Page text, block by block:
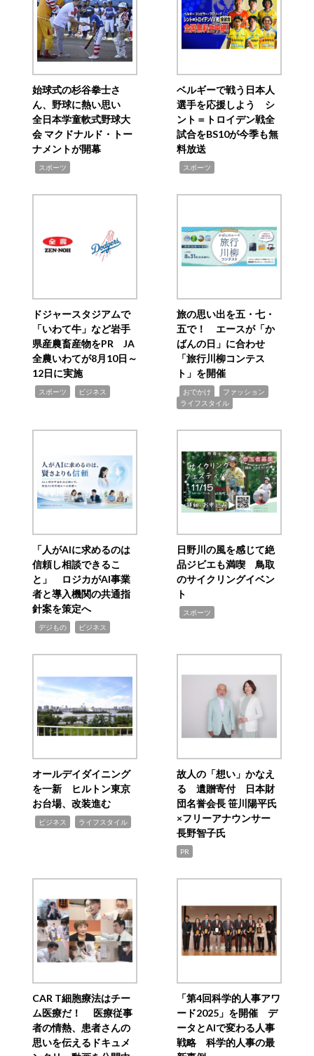
始球式の杉谷拳士さ
ん、野球に熱い思い
全日本学童軟式野球大
会 マクドナルド・トー
ナメントが開幕
スポーツ
ベルギーで戦う日本人
選手を応援しよう シ
ント＝トロイデン戦全
試合をBS10が今季も無
料放送
スポーツ
ドジャースタジアムで
「いわて牛」など岩手
県産農畜産物をPR JA
全農いわてが8月10日～
12日に実施
スポーツ ビジネス
旅の思い出を五・七・
五で！ エースが「か
ばんの日」に合わせ
「旅行川柳コンテス
ト」を開催
おでかけ ファッション
ライフスタイル
「人がAIに求めるのは
信頼し相談できるこ
と」 ロジカがAI事業
者と導入機関の共通指
針案を策定へ
デジもの ビジネス
日野川の風を感じて絶
品ジビエも満喫 鳥取
のサイクリングイベン
ト
スポーツ
オールデイダイニング
を一新 ヒルトン東京
お台場、改装進む
ビジネス ライフスタイル
故人の「想い」かなえ
る 遺贈寄付 日本財
団名誉会長 笹川陽平氏
×フリーアナウンサー
長野智子氏
PR
CAR T細胞療法はチー
ム医療だ！ 医療従事
者の情熱、患者さんの
思いを伝えるドキュメ
「第4回科学的人事アワ
ード2025」を開催 デ
ータとAIで変わる人事
戦略 科学的人事の最